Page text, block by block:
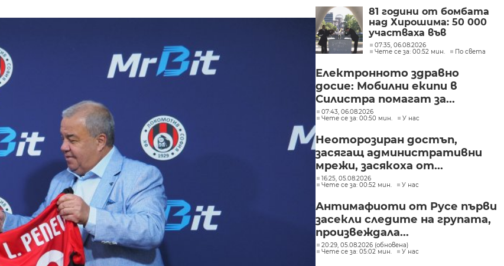
81 години от бомбата
над Хирошима: 50 000
участваха във
възпоменателните
церемонии
07:35, 06.08.2026
Чете се за: 00:52 мин.
По света
Електронното здравно
досие: Мобилни екипи в
Силистра помагат за...
07:43, 06.08.2026
Чете се за: 00:50 мин.
У нас
Неоторозиран достъп,
засягащ административни
мрежи, засякоха от...
16:25, 05.08.2026
Чете се за: 00:52 мин.
У нас
Антимафиоти от Русе първи
засекли следите на групата,
произвеждала...
20:29, 05.08.2026 (обновена)
Чете се за: 05:02 мин.
У нас